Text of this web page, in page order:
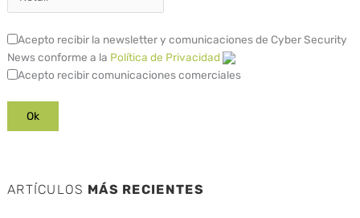
Acepto recibir la newsletter y comunicaciones de Cyber Security
News conforme a la Política de Privacidad
Acepto recibir comunicaciones comerciales
ARTÍCULOS MÁS RECIENTES